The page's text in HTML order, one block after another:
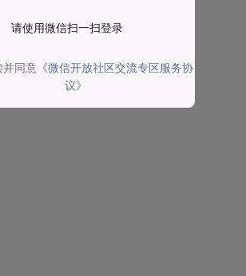
请使用微信扫一扫登录
并同意 《微信开放社区交流专区服务协
议》